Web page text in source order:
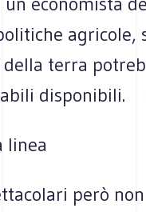
terra
disponibili.
linea
però